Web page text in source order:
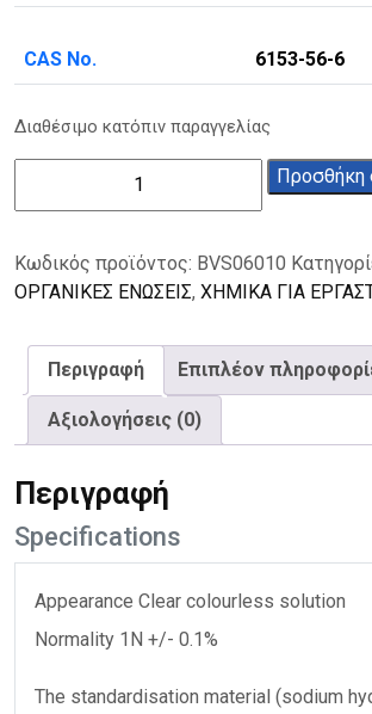
CAS No. 6153-56-6
Διαθέσιμο κατόπιν παραγγελίας
0,5Μ(1Ν)
1L
Προσθήκη
Κωδικός προϊόντος: BVS06010
ΟΡΓΑΝΙΚΕΣ ΕΝΩΣΕΙΣ, ΧΗΜΙΚΑ ΓΙΑ
Περιγραφή Επιπλέον
Αξιολογήσεις (0)
Περιγραφή
Specifications
Appearance Clear colourless solution
Normality 1N +/- 0.1%
The standardisation material (sodium